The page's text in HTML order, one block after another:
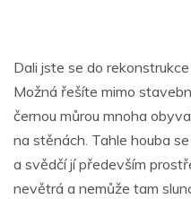
Dali jste se do
Možná řešíte mimo
černou můrou mnoha
na stěnách. Tahle houba
a svědčí jí především
nevětrá a nemůže tam